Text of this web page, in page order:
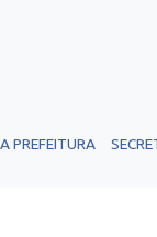
A PREFEITURA